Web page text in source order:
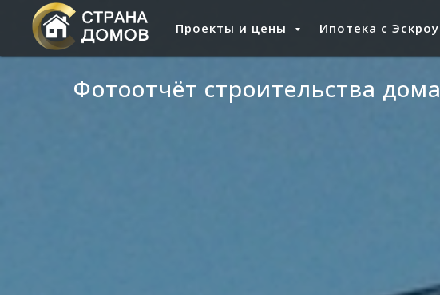
Проекты и цены Ипотека с Эскроу
Фотоотчёт строительства дома